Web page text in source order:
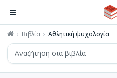
Βιβλία Αθλητική ψυχολογία